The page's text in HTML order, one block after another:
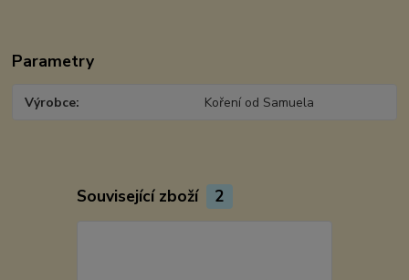
Parametry
Výrobce Koření od Samuela
Související zboží 2